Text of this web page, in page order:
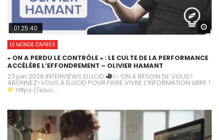
01:25:40
LE MONDE D'APRÈS
« ON A PERDU LE CONTRÔLE » : LE CULTE DE LA PERFORMANCE
ACCÉLÈRE L’EFFONDREMENT – OLIVIER HAMANT
27 juin 2026 INTERVIEWS ELUCID
▷ ON A BESOIN DE VOUS !
ABONNEZ-VOUS À ÉLUCID POUR FAIRE VIVRE L’INFORMATION LIBRE !
https://eluc...